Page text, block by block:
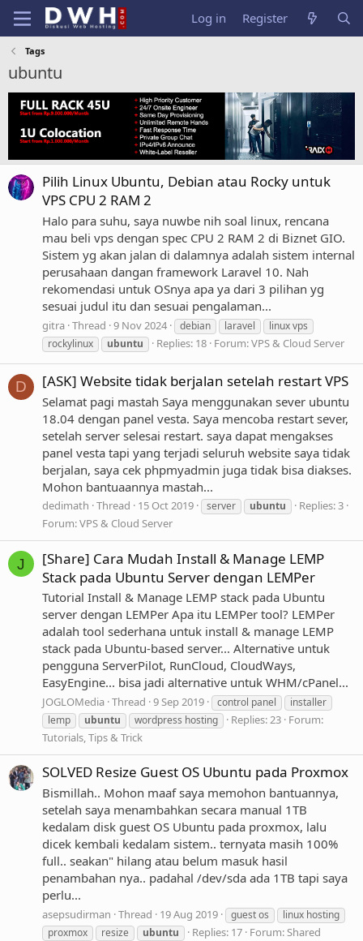
Log in Register
Tags
ubuntu
Pilih Linux Ubuntu, Debian atau Rocky untuk
VPS CPU 2 RAM 2
Halo para suhu, saya nuwbe nih soal linux, rencana
mau beli vps dengan spec CPU 2 RAM 2 di Biznet GIO.
Sistem yg akan jalan di dalamnya adalah sistem internal
perusahaan dangan framework Laravel 10. Nah
rekomendasi untuk OSnya apa ya dari 3 pilihan yg
sesuai judul itu dan sesuai pengalaman...
gitra Thread 9 Nov 2024 debian laravel
linux vps
rockylinux
ubuntu Replies: 18 Forum:VPS & Cloud Server
D [ASK] Website tidak berjalan setelah restart VPS
Selamat pagi mastah Saya menggunakan sever ubuntu
18.04 dengan panel vesta. Saya mencoba restart sever,
setelah server selesai restart. saya dapat mengakses
panel vesta tapi yang terjadi seluruh website saya tidak
berjalan, saya cek phpmyadmin juga tidak bisa diakses.
Mohon bantuaannya mastah...
dedimath Thread 15 Oct 2019 server ubuntu
Replies: 3
Forum:VPS & Cloud Server
J
[Share] Cara Mudah Install & Manage LEMP
Stack pada Ubuntu Server dengan LEMPer
Tutorial Install & Manage LEMP stack pada Ubuntu
server dengan LEMPer Apa itu LEMPer tool? LEMPer
adalah tool sederhana untuk install & manage LEMP
stack pada Ubuntu-based server... Alternative untuk
pengguna ServerPilot, RunCloud, CloudWays,
EasyEngine... bisa jadi alternative untuk WHM/cPanel...
JOGLOMedia Thread 9 Sep 2019 control panel
installer
lemp
ubuntu wordpress hosting Replies: 23 Forum:
Tutorials, Tips & Trick
SOLVED Resize Guest OS Ubuntu pada Proxmox
Bismillah.. Mohon maaf saya memohon bantuannya,
setelah saya menambahkan secara manual 1TB
kedalam disk guest OS Ubuntu pada proxmox, lalu
dicek kembali kedalam sistem.. ternyata masih 100%
full.. seakan" hilang atau belum masuk hasil
penambahan nya.. padahal /dev/sda ada 1TB tapi saya
perlu...
asepsudirman Thread 19 Aug 2019 guest os
linux hosting
proxmox
resize ubuntu Replies: 17 Forum:Shared